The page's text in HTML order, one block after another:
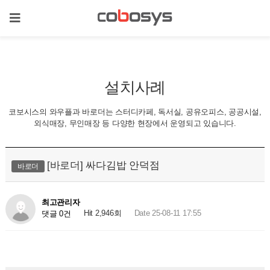
설치사례
코보시스의 와우플과 바로더는 스터디카페, 독서실, 공유오피스, 공공시설,
외식매장, 무인매장 등 다양한 현장에서 운영되고 있습니다.
바로더 [바로더] 싸다김밥 안덕점
최고관리자
댓글 0건
Hit 2,946회 Date 25-08-11 17:55